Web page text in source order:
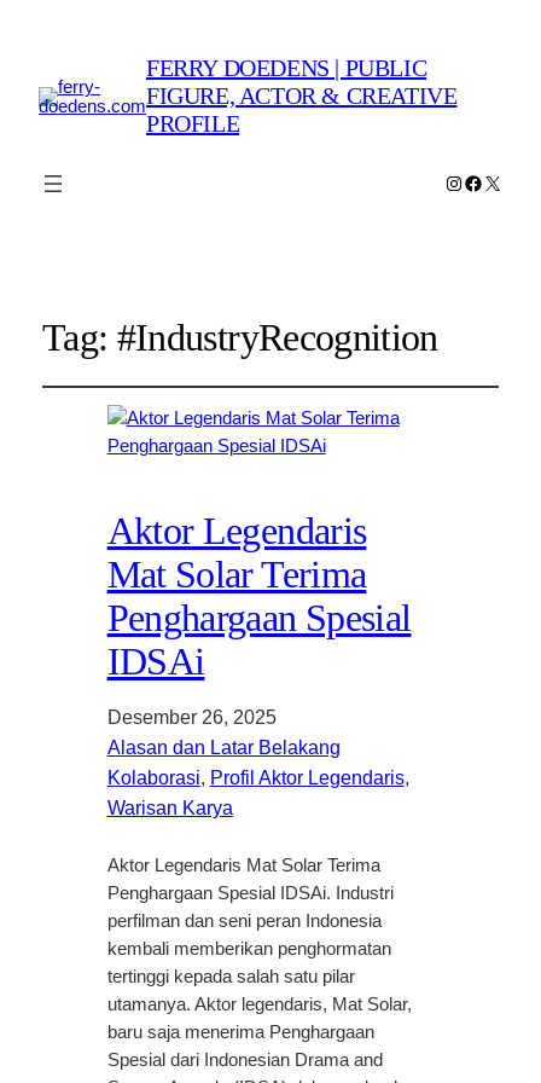
FERRY DOEDENS | PUBLIC
FIGURE, ACTOR & CREATIVE
PROFILE
Instagram
X
Tag: #IndustryRecognition
Aktor Legendaris
Mat Solar Terima
Penghargaan Spesial
IDSAi
Desember 26, 2025
Alasan dan Latar Belakang
Kolaborasi, Profil Aktor Legendaris
Warisan Karya
Aktor Legendaris Mat Solar Terima
Penghargaan Spesial IDSAi. Industri
perfilman dan seni peran Indonesia
kembali memberikan penghormatan
tertinggi kepada salah satu pilar
utamanya. Aktor legendaris, Mat Solar,
baru saja menerima Penghargaan
Spesial dari Indonesian Drama and